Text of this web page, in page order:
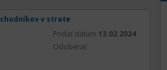
v strate
Pridať dátum 13.02.2024
Odoberať